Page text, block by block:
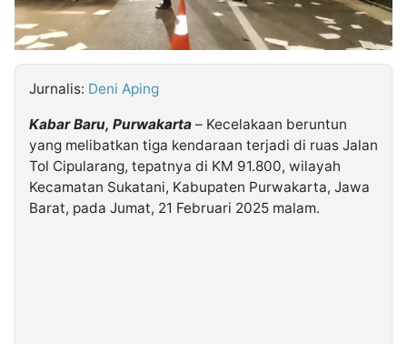
Jurnalis: Deni Aping
Kabar Baru, Purwakarta – Kecelakaan beruntun
yang melibatkan tiga kendaraan terjadi di ruas Jalan
Tol Cipularang, tepatnya di KM 91.800, wilayah
Kecamatan Sukatani, Kabupaten Purwakarta, Jawa
Barat, pada Jumat, 21 Februari 2025 malam.